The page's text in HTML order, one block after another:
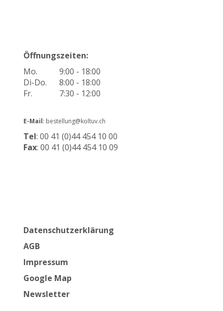
Öffnungszeiten:
Mo.
9:00 - 18:00
Di-Do.
8:00 - 18:00
Fr.
7:30 - 12:00
E-Mail: bestellung@koltuv.ch
Tel: 00 41 (0)44 454 10 00
Fax: 00 41 (0)44 454 10 09
Datenschutzerklärung
AGB
Impressum
Google Map
Newsletter